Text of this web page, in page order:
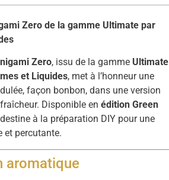
Zero de la gamme Ultimate par
Zero, issu de la gamme Ultimate
et Liquides, met à l’honneur une
façon bonbon, dans une version
Disponible enédition Green
à la préparation DIY pour une
et percutante.
aromatique